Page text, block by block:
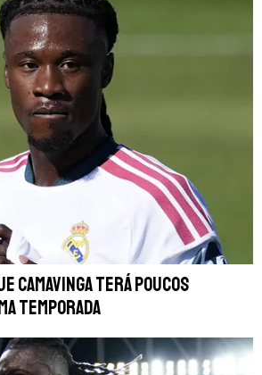
Camavinga terá poucos
temporada